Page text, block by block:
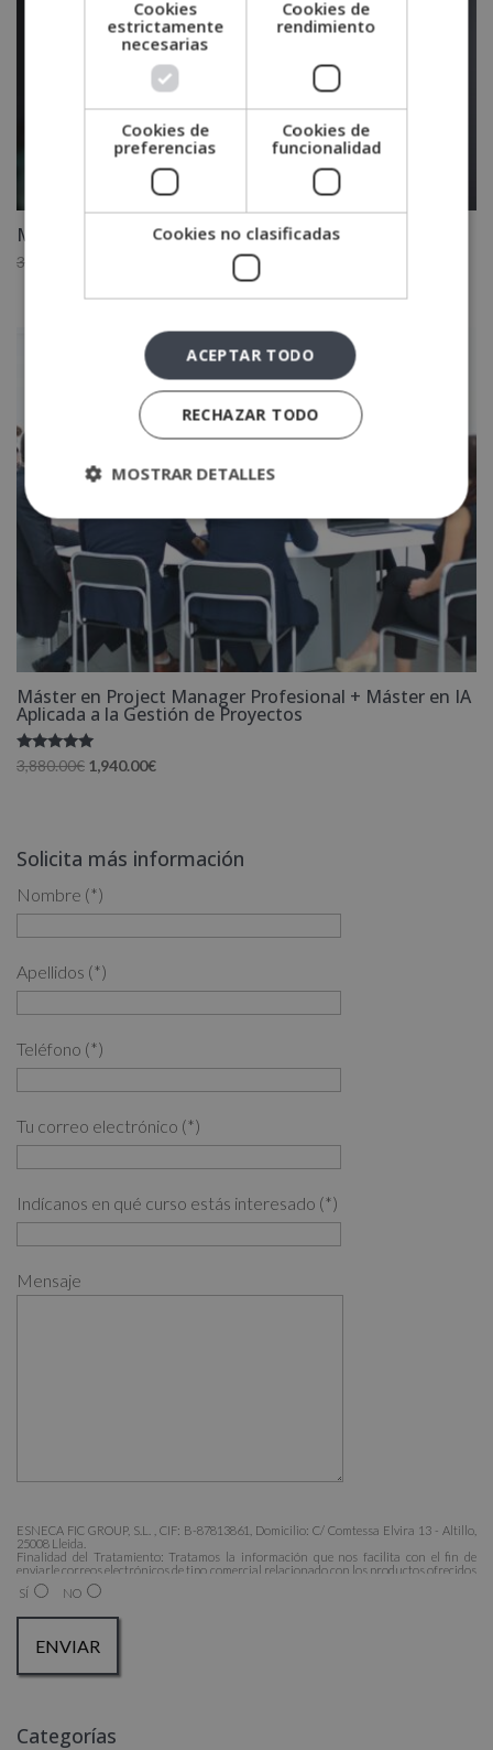
Máster Compliance Officer + Máster Derecho Penal
3,880.00
3,880.00€.
es:
1,940.00€.
Máster en Project Manager Profesional + Máster en IA
Aplicada a la Gestión de Proyectos
Valorado
con
3,880.00€ El
3,880.00€.
1,940.00€El
1,940.00€.
Solicita más información
Nombre (*)
Apellidos (*)
Teléfono (*)
Tu correo electrónico (*)
Indícanos en qué curso estás interesado (*)
Mensaje
ESNECA FIC GROUP, S.L. , CIF: B-87813861, Domicilio: C/ Comtessa Elvira 13 - Altillo,
25008 Lleida.
Finalidad del Tratamiento: Tratamos la información que nos facilita con el fin de
enviarle correos electrónicos de tipo comercial relacionado con los productos ofrecidos
y otros tipo de productos que fueran de su interés.
Legitimación del tratamiento: Consentimiento del interesado.
la dirección admin@grupoesneca.com.
Desea recibir información comercial (vía telefónica y/o email):
SÍ NO
lCategorías
Cookies
estrictamente
necesarias
Cookies de
rendimiento
Cookies de
preferencias
Cookies de
funcionalidad
Cookies no clasificadas
ACEPTAR TODO
RECHAZAR TODO
MOSTRAR DETALLES